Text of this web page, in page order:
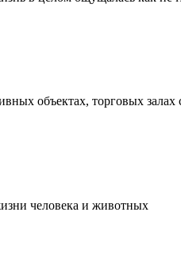
объектах, торговых
человека и животных